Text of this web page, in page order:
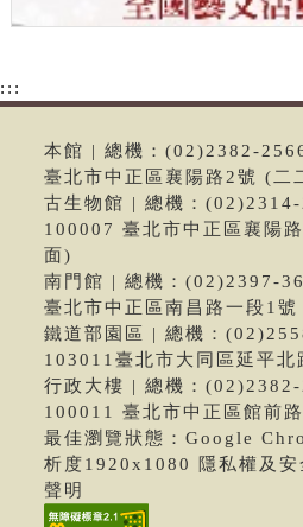
:::
本館 | 總機：(02)2382-
臺北市中正區襄陽路2號 (二
古生物館 | 總機：(02)2314-
100007 臺北市中正區襄陽
面)
南門館 | 總機：(02)2397-
臺北市中正區南昌路一段1號
鐵道部園區 | 總機：
103011臺北市大同區延平北
行政大樓 | 總機：(02)2382-
100011 臺北市中正區館前
最佳瀏覽狀態：Google
析度1920x1080 隱私權及
聲明